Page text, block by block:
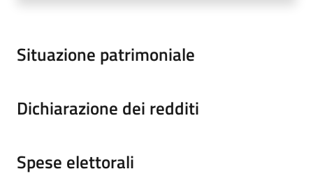
Situazione patrimoniale
Dichiarazione dei redditi
Spese elettorali